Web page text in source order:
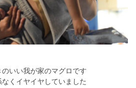
いい我が家のマグロです
くイヤイヤしていました